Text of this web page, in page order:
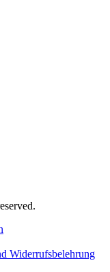
Widerrufsbelehrung